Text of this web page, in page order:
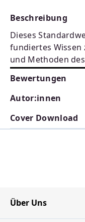
Beschreibung
Dieses
fundiertes Wissen
und Methoden
Bewertungen
Autor:innen
Cover Download
Über Uns